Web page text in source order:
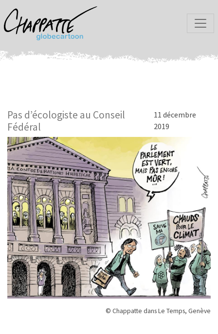
Pas d’écologiste au Conseil
Fédéral
11 décembre
2019
© Chappatte dans Le Temps, Genève